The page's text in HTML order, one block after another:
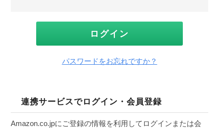
ログイン
パスワードをお忘れですか？
連携サービスでログイン・会員登録
Amazon.co.jpにご登録の情報を利用してログインまたは会